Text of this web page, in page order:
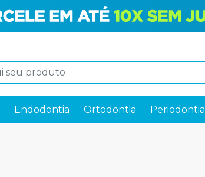
Endodontia Ortodontia Periodontia